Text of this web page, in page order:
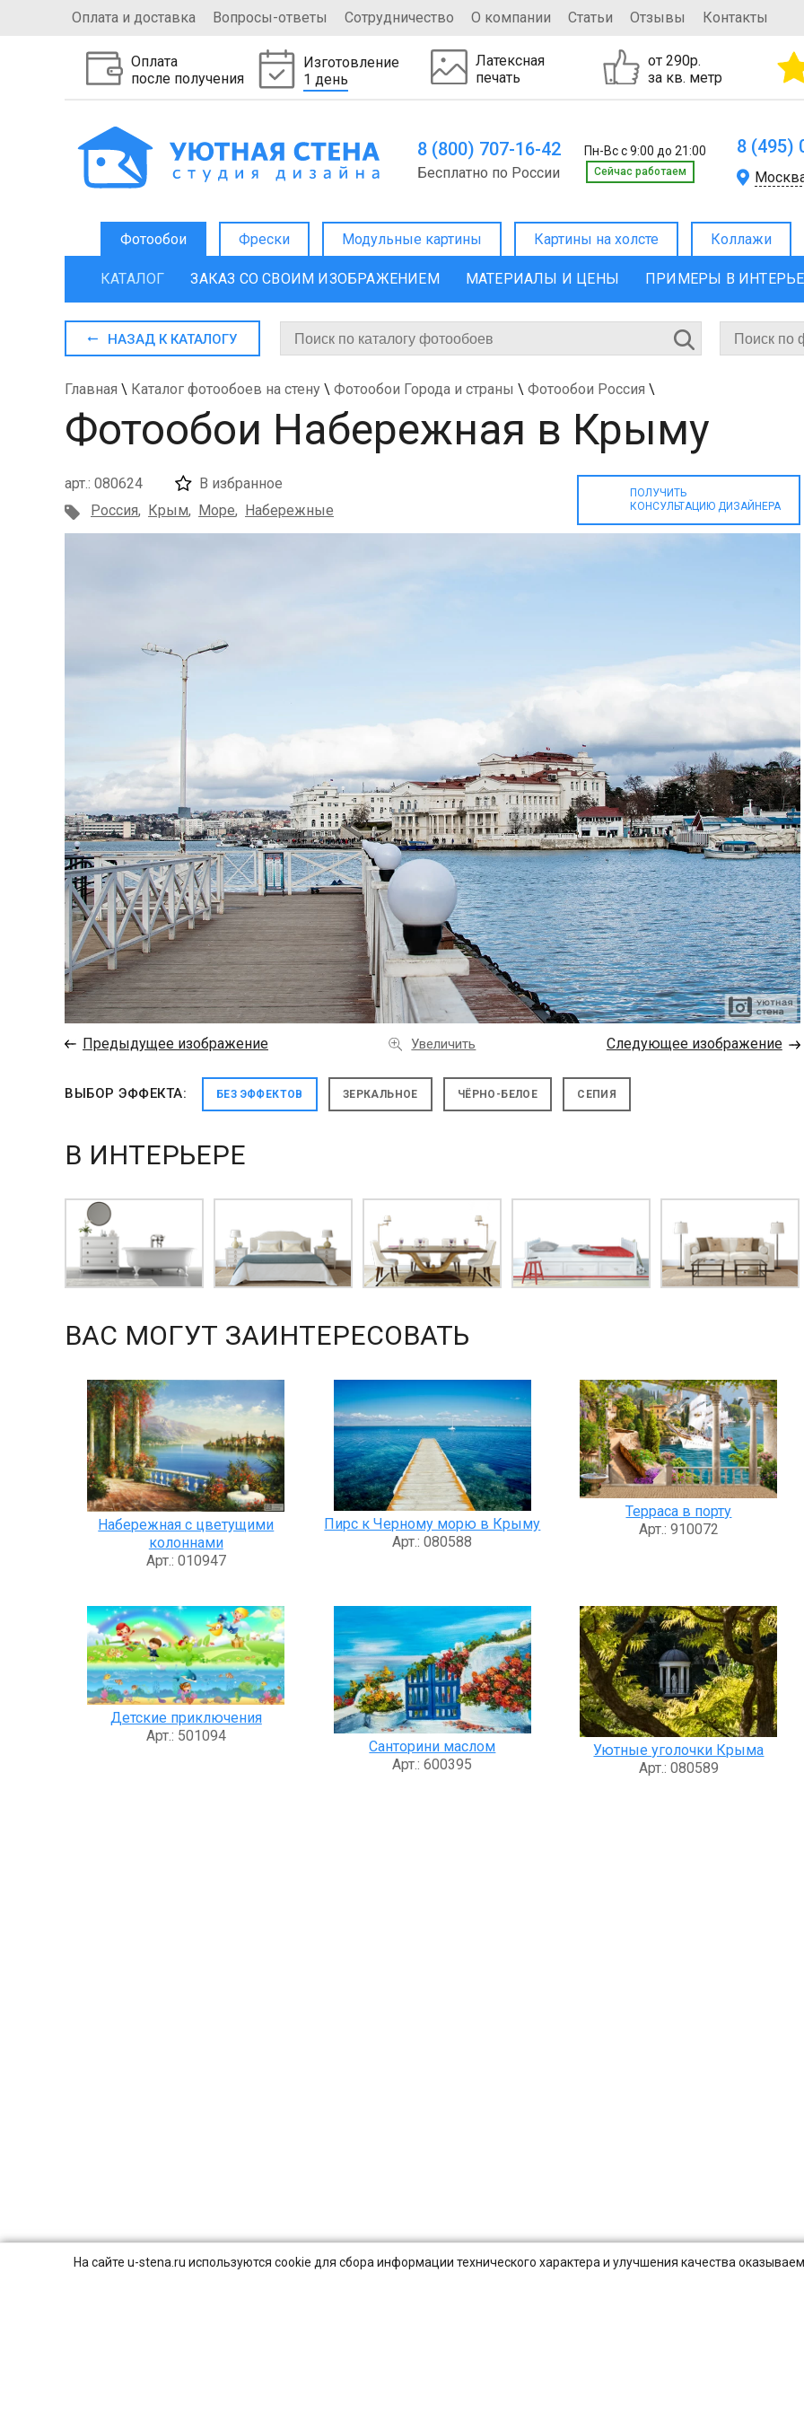
На сайте u-stena.ru используются cookie для сбора информации технического характера и улучшения качества
Оплата и доставка Вопросы-ответы Сотрудничество О компании Статьи Отзывы Контакты
Оплата
после получения
Изготовление
1 день
Латексная
печать
от 290р.
за кв. метр
8 (800) 707-16-42 Пн-Вс с 9:00 до 21:00
Бесплатно по России Cейчас работаем
8 (495)
Фотообои Фрески Модульные картины Картины на холсте Коллажи
КАТАЛОГ ЗАКАЗ СО СВОИМ ИЗОБРАЖЕНИЕМ МАТЕРИАЛЫ И ЦЕНЫ ПРИМЕРЫ В
НАЗАД К КАТАЛОГУ
Главная \ Каталог фотообоев на стену \ Фотообои Города и страны \ Фотообои Россия \
Фотообои Набережная в Крыму
арт.: 080624
В избранное
Россия, Крым, Море, Набережные
ПОЛУЧИТЬ
КОНСУЛЬТАЦИЮ ДИЗАЙНЕРА
← Предыдущее изображение Увеличить Следующее изображение →
ВЫБОР ЭФФЕКТА: БЕЗ ЭФФЕКТОВ ЗЕРКАЛЬНОЕ ЧЁРНО-БЕЛОЕ СЕПИЯ
В ИНТЕРЬЕРЕ
ВАС МОГУТ ЗАИНТЕРЕСОВАТЬ
Набережная с цветущими
колоннами
Арт.: 010947
Пирс к Черному морю в Крыму
Арт.: 080588
Терраса в порту
Арт.: 910072
Детские приключения
Арт.: 501094
Санторини маслом
Арт.: 600395
Уютные уголочки Крыма
Арт.: 080589